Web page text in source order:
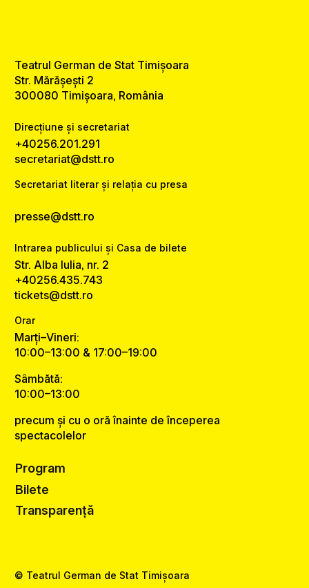
Teatrul German de Stat Timișoara
Str. Mărășești 2
300080 Timișoara, România
Direcțiune și secretariat
+40256.201.291
secretariat@dstt.ro
Secretariat literar și relația cu presa
presse@dstt.ro
Intrarea publicului și Casa de bilete
Str. Alba Iulia, nr. 2
+40256.435.743
tickets@dstt.ro
Orar
Marți–Vineri:
10:00–13:00 & 17:00–19:00
Sâmbătă:
10:00–13:00
precum și cu o oră înainte de începerea
spectacolelor
Program
Bilete
Transparență
© Teatrul German de Stat Timișoara